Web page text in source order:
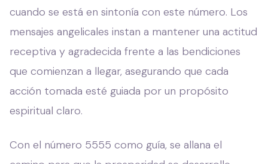
cuando se está en sintonía con este número. Los
mensajes angelicales instan a mantener una actitud
receptiva y agradecida frente a las bendiciones
que comienzan a llegar, asegurando que cada
acción tomada esté guiada por un propósito
espiritual claro.
Con el número 5555 como guía, se allana el